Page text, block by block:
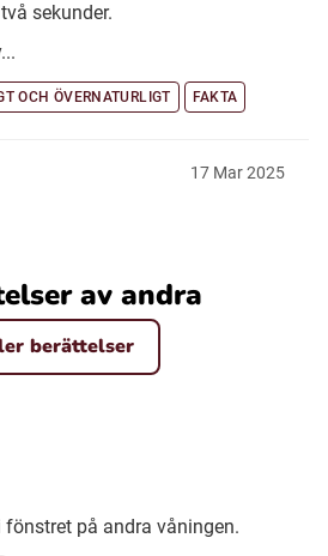
sekunder.
OCH ÖVERNATURLIGT FAKTA
17 Mar 2025
av andra
berättelser
på andra våningen.